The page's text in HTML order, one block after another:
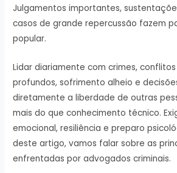
Julgamentos importantes,
casos de grande repercussão fazem
popular.
Lidar diariamente com crimes,
profundos, sofrimento alheio e
diretamente a liberdade de outras
mais do que conhecimento técnico.
emocional, resiliência e preparo
deste artigo, vamos falar sobre as
enfrentadas por advogados criminais.